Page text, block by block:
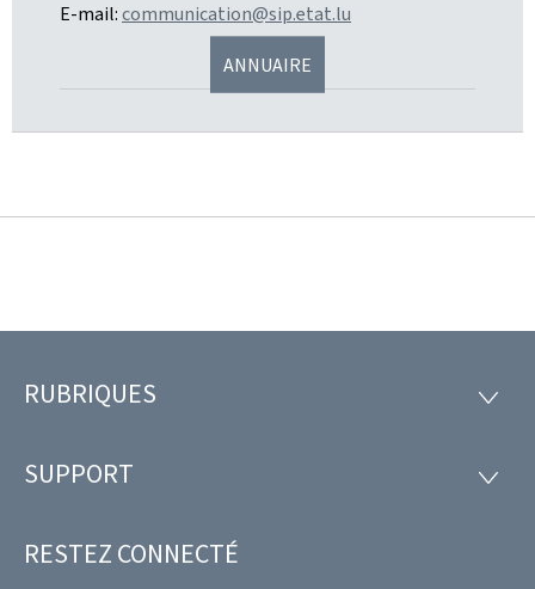
E-mail:communication@sip.etat.lu
ANNUAIRE
Pied
page
RUBRIQUES
SUPPORT
RESTEZ CONNECTÉ